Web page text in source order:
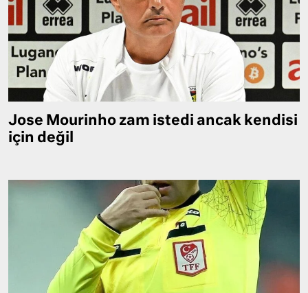
Jose Mourinho zam istedi ancak kendisi
için değil